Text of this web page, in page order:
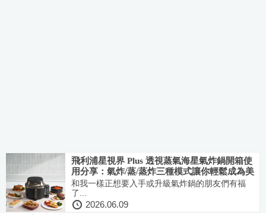
飛利浦星視界 Plus 透視蒸氣海星氣炸鍋開箱使
用分享：氣炸/蒸/蒸炸三種模式讓你輕鬆成為美
味佳餚料理大師！速度快又好清潔
和我一樣正想要入手或升級氣炸鍋的朋友們有福
了...
2026.06.09